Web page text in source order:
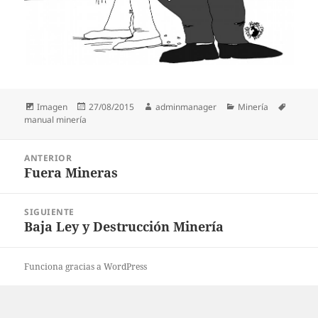
Formato
Imagen
Publicado
27/08/2015 Autor
adminmanager Categorías
Minería
manual minería
entradas
ANTERIOR
Entrada
Fuera Mineras
SIGUIENTE
Entrada
Baja Ley y Destrucción Minería
Funciona gracias a WordPress